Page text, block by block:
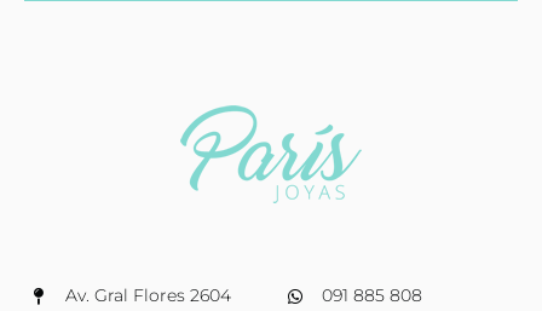
Av. Gral Flores 2604
091 885 808